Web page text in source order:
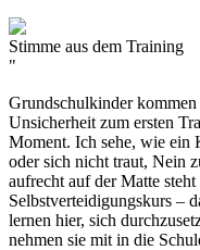
Stimme aus dem Training
"
Grundschulkinder
Unsicherheit zum ersten
Moment. Ich sehe, wie ein
oder sich nicht traut, Nein
aufrecht auf der Matte
Selbstverteidigungskurs –
lernen hier, sich
nehmen sie mit in die